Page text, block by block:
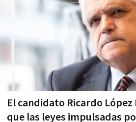
El candidato Ricardo
que las leyes impulsadas